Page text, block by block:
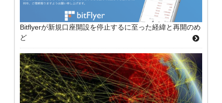
Bitflyerが新規口座開設を停止するに至った経緯と再開のめ
ど